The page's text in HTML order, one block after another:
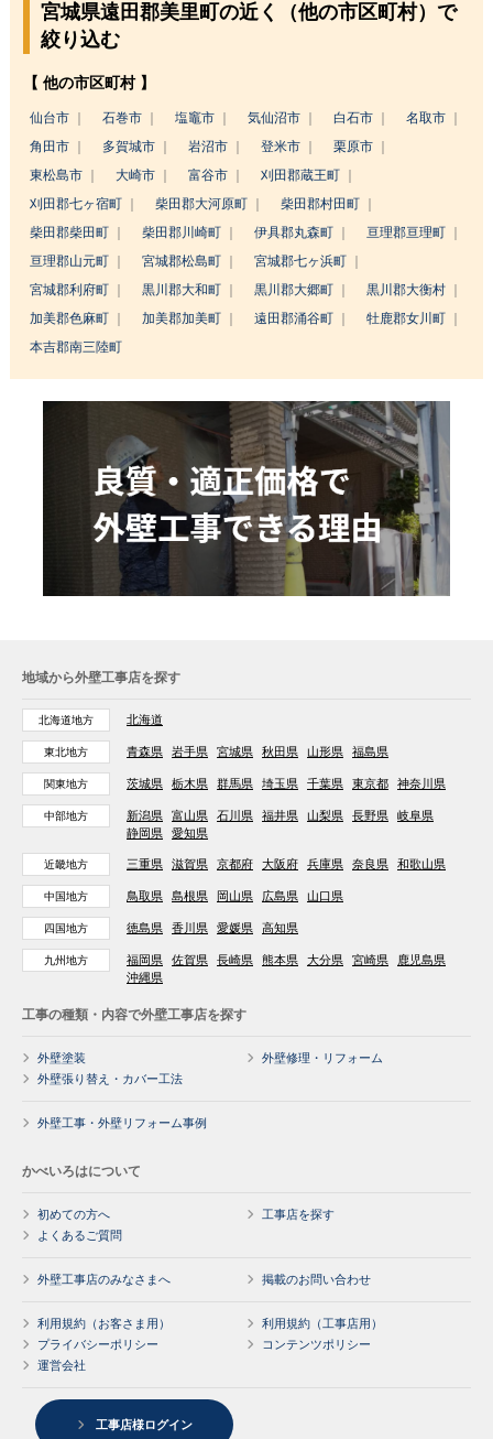
宮城県遠田郡美里町の近く（他の市区町村）で
絞り込む
【 他の市区町村 】
仙台市 石巻市 塩竈市 気仙沼市 白石市
名取市
角田市
多賀城市 岩沼市 登米市
栗原市
東松島市
大崎市 富谷市
刈田郡蔵王町
刈田郡七ヶ宿町
柴田郡大河原町
柴田郡村田町
柴田郡柴田町
柴田郡川崎町 伊具郡丸森町
亘理郡亘理町
亘理郡山元町
宮城郡松島町
宮城郡七ヶ浜町
宮城郡利府町
黒川郡大和町 黒川郡大郷町
黒川郡大衡村
加美郡色麻町
加美郡加美町 遠田郡涌谷町
牡鹿郡女川町
本吉郡南三陸町
地域から外壁工事店を探す
北海道地方 北海道
東北地方 青森県 岩手県 宮城県 秋田県 山形県 福島県
関東地方 茨城県 栃木県 群馬県 埼玉県 千葉県 東京都 神奈川県
中部地方 新潟県 富山県 石川県 福井県 山梨県 長野県
岐阜県
静岡県
愛知県
近畿地方 三重県 滋賀県 京都府 大阪府 兵庫県 奈良県 和歌山県
中国地方 鳥取県 島根県 岡山県 広島県 山口県
四国地方 徳島県 香川県 愛媛県 高知県
九州地方 福岡県 佐賀県 長崎県 熊本県 大分県 宮崎県
鹿児島県
沖縄県
工事の種類・内容で外壁工事店を探す
外壁塗装
外壁修理・リフォーム
外壁張り替え・カバー工法
外壁工事・外壁リフォーム事例
かべいろはについて
初めての方へ
工事店を探す
よくあるご質問
外壁工事店のみなさまへ 掲載のお問い合わせ
利用規約（お客さま用）
利用規約（工事店用）
プライバシーポリシー
コンテンツポリシー
運営会社
工事店様ログイン